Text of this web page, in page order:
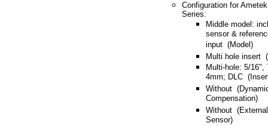
Configuration for
Series:
Middle model:
sensor &
input (Model)
Multi hole insert
Multi-hole: 5/16",
4mm; DLC
Without
Compensation)
Without
Sensor)